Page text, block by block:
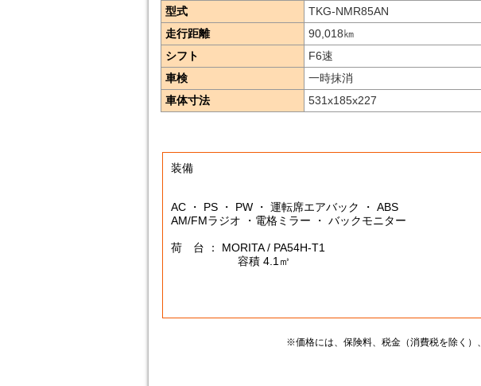
型式
TKG-NMR85AN
走行距離
90,018㎞
シフト
F6速
車検
一時抹消
車体寸法
531x185x227
装備
AC ・ PS ・ PW ・ 運転席エアバック ・ ABS
AM/FMラジオ ・電格ミラー ・ バックモニター
荷 台 ： MORITA / PA54H-T1
容積 4.1㎥
※価格には、保険料、税金（消費税を除く）